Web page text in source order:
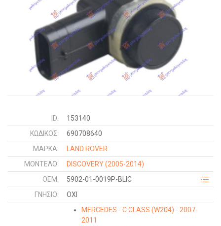
ID:
153140
ΚΩΔΙΚΌΣ:
690708640
ΜΑΡΚΑ:
LAND ROVER
ΜΟΝΤΕΛΟ:
DISCOVERY(2005-2014)
OEM:
5902-01-0019P-BLIC
ΓΝΉΣΙΟ:
ΟΧΙ
MERCEDES - C CLASS (W204) - 2007-
2011